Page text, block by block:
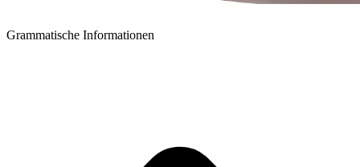
Grammatische Informationen